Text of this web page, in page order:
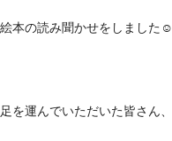
絵本の読み聞かせをしました☺️
足を運んでいただいた皆さん